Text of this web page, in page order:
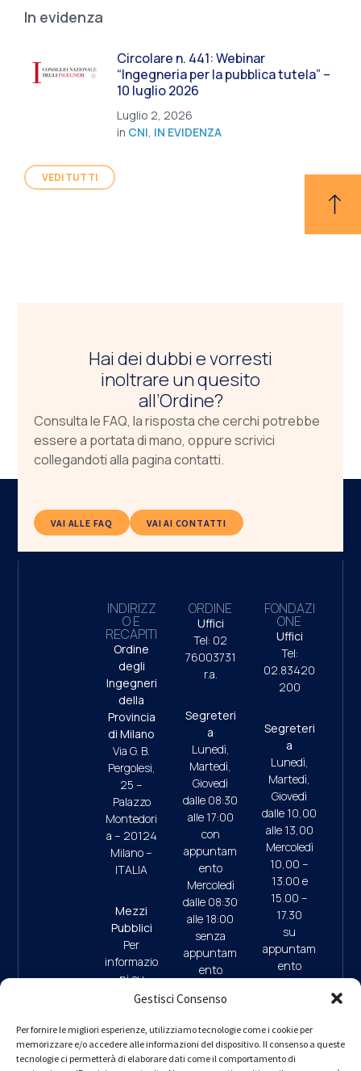
Gestisci Consenso
Per fornire le migliori esperienze, utilizziamo tecnologie come i cookie per
memorizzare e/o accedere alle informazioni del dispositivo. Il consenso a queste
tecnologie ci permetterà di elaborare dati come il comportamento di
In evidenza
Circolare n. 441: Webinar
“Ingegneria per la pubblica tutela” –
10 luglio 2026
Luglio 2, 2026
in CNI, IN EVIDENZA
VEDI TUTTI
Hai dei dubbi e vorresti
inoltrare un quesito
all’Ordine?
Consulta le FAQ, la risposta che cerchi potrebbe
essere a portata di mano, oppure scrivici
collegandoti alla pagina contatti.
VAI ALLE FAQ VAI AI CONTATTI
INDIRIZZ
O E
RECAPITI
Ordine
degli
Ingegneri
della
Provincia
di Milano
Via G. B.
Pergolesi,
25 –
Palazzo
Montedori
a – 20124
Milano –
ITALIA
Mezzi
Pubblici
Per
informazio
ni su
mezzi
parcheggi
clicca qui
ORDINE
Uffici
Tel: 02
76003731
r.a.
Segreteri
a
Lunedì,
Martedì,
Giovedì
dalle 08:30
alle 17:00
con
appuntam
ento
Mercoledì
dalle 08:30
alle 18:00
senza
appuntam
ento
accesso
9.30/13.0
FONDAZI
ONE
Uffici
Tel:
02.83420
200
Segreteri
a
Lunedì,
Martedì,
Giovedì
dalle 10,00
alle 13,00
Mercoledì
10,00 –
13.00 e
15.00 –
17.30
su
appuntam
ento
09:30/13:
00 (da
Lunedì a